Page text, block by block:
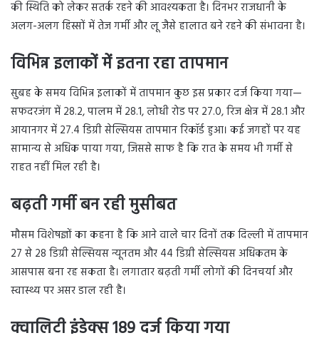
की स्थिति को लेकर सतर्क रहने की आवश्यकता है। दिनभर राजधानी के
अलग-अलग हिस्सों में तेज गर्मी और लू जैसे हालात बने रहने की संभावना है।
विभिन्न इलाकों में इतना रहा तापमान
सुबह के समय विभिन्न इलाकों में तापमान कुछ इस प्रकार दर्ज किया गया—
सफदरजंग में 28.2, पालम में 28.1, लोधी रोड पर 27.0, रिज क्षेत्र में 28.1 और
आयानगर में 27.4 डिग्री सेल्सियस तापमान रिकॉर्ड हुआ। कई जगहों पर यह
सामान्य से अधिक पाया गया, जिससे साफ है कि रात के समय भी गर्मी से
राहत नहीं मिल रही है।
बढ़ती गर्मी बन रही मुसीबत
मौसम विशेषज्ञों का कहना है कि आने वाले चार दिनों तक दिल्ली में तापमान
27 से 28 डिग्री सेल्सियस न्यूनतम और 44 डिग्री सेल्सियस अधिकतम के
आसपास बना रह सकता है। लगातार बढ़ती गर्मी लोगों की दिनचर्या और
स्वास्थ्य पर असर डाल रही है।
क्वालिटी इंडेक्स 189 दर्ज किया गया